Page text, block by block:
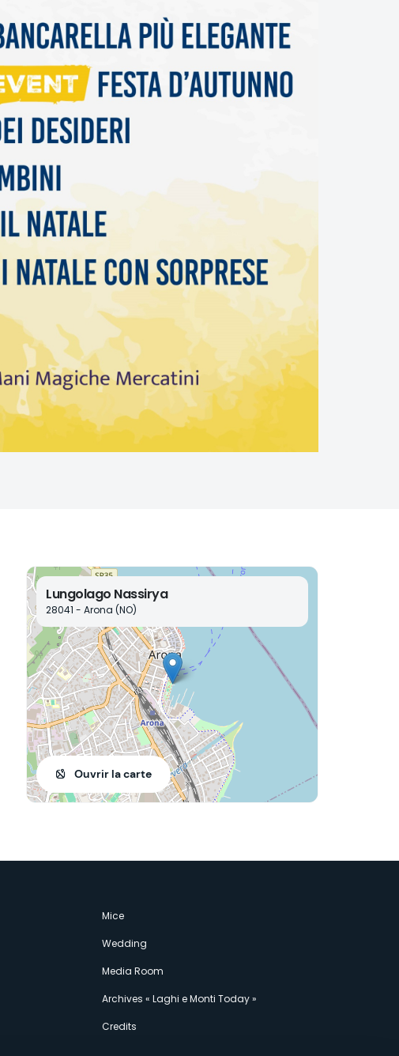
Lungolago Nassirya
28041 - Arona (NO)
Ouvrir la carte
Mice
Wedding
Media Room
Archives « Laghi e Monti Today »
Credits